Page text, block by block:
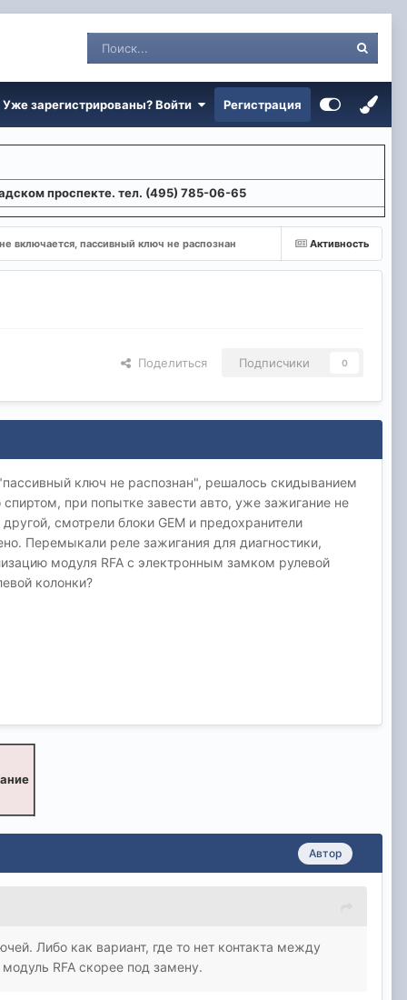
Уже зарегистрированы? Войти Регистрация
проспекте. тел. (495) 785-06-65
Активность
включается, пассивный ключ не распознан
Поделиться Подписчики 0
ключ не распознан", решалось скидыванием
при попытке завести авто, уже зажигание не
смотрели блоки GEM и предохранители
Перемыкали реле зажигания для диагностики,
модуля RFA с электронным замком рулевой
колонки?
Автор
Либо как вариант, где то нет контакта между
RFA скорее под замену.